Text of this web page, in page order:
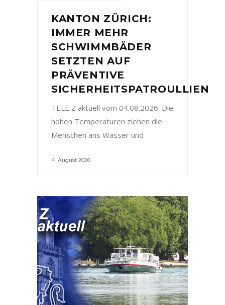
KANTON ZÜRICH:
IMMER MEHR
SCHWIMMBÄDER
SETZTEN AUF
PRÄVENTIVE
SICHERHEITSPATROULLIEN
TELE Z aktuell vom 04.08.2026: Die
hohen Temperaturen ziehen die
Menschen ans Wasser und
4. August 2026